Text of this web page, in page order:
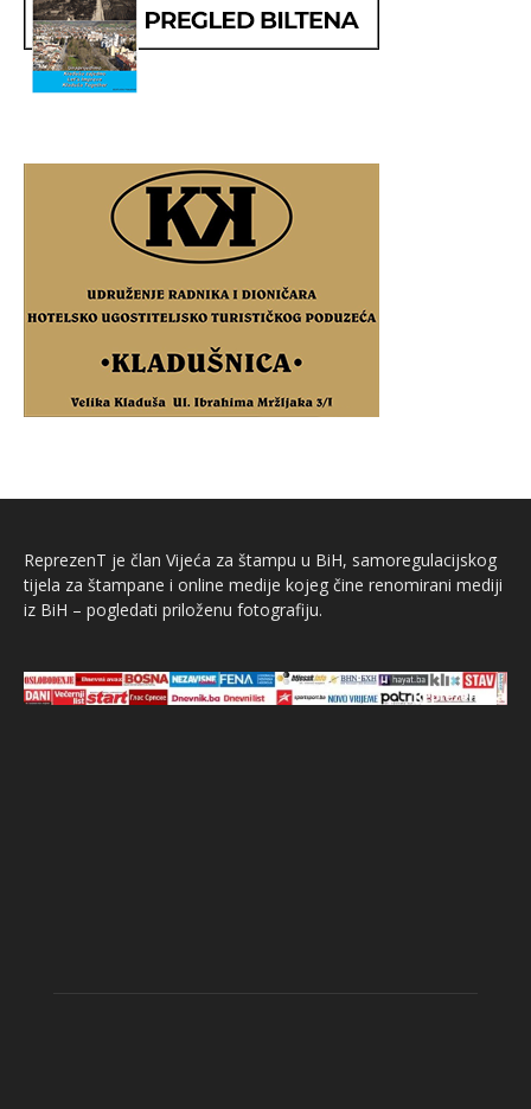
ReprezenT je član Vijeća za štampu u BiH, samoregulacijskog
tijela za štampane i online medije kojeg čine renomirani mediji
iz BiH – pogledati priloženu fotografiju.